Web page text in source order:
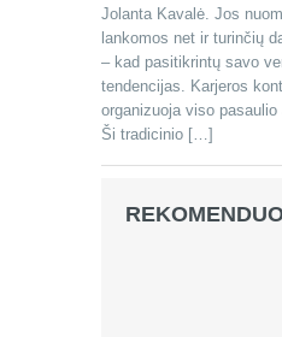
Jolanta Kavalė. Jos
lankomos net ir turinčių
– kad pasitikrintų savo
tendencijas. Karjeros
organizuoja viso
Ši tradicinio […]